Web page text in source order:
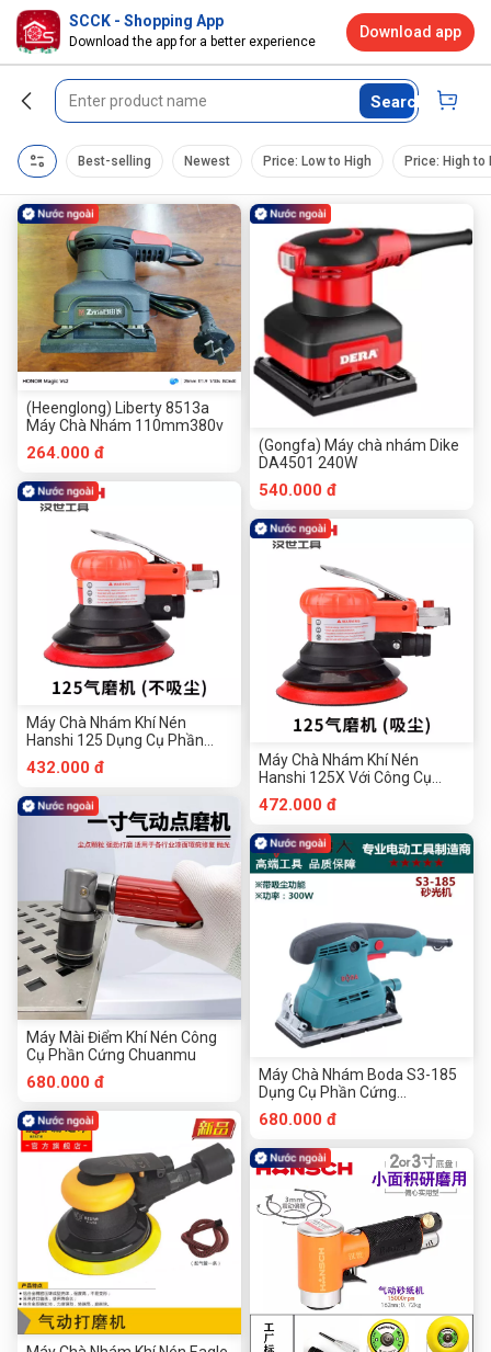
Search
Best-selling Newest Price: Low to High Price: High to
(Heenglong) Liberty 8513a
Máy Chà Nhám 110mm380v
264.000 đ
Máy Chà Nhám Khí Nén
Hanshi 125 Dụng Cụ Phần
Cứng Chuanmu
432.000 đ
Máy Mài Điểm Khí Nén Công
Cụ Phần Cứng Chuanmu
680.000 đ
(Gongfa) Máy chà nhám Dike
DA4501 240W
540.000 đ
Máy Chà Nhám Khí Nén
Hanshi 125X Với Công Cụ
Phần Cứng Chuanmu Hút Bụi
472.000 đ
Máy Chà Nhám Boda S3-185
Dụng Cụ Phần Cứng
Chuanmu
680.000 đ
SCCK - Shopping App
Download the app for a better experience
Download app